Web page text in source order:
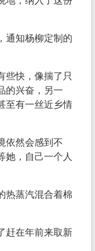
通知杨柳定制的
些快，像揣了只
的兴奋，另一
至有一丝近乡情
依然会感到不
她，自己一个人
热蒸汽混合着棉
赶在年前来取新